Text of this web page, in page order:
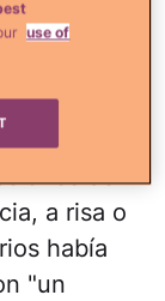
con la
de
a risa o
había
"un
use of